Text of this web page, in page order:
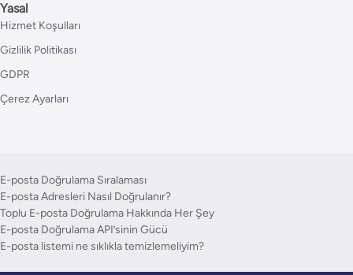
Yasal
Hizmet Koşulları
Gizlilik Politikası
GDPR
Çerez Ayarları
E-posta Doğrulama Sıralaması
E-posta Adresleri Nasıl Doğrulanır?
Toplu E-posta Doğrulama Hakkında Her Şey
E-posta Doğrulama API’sinin Gücü
E-posta listemi ne sıklıkla temizlemeliyim?